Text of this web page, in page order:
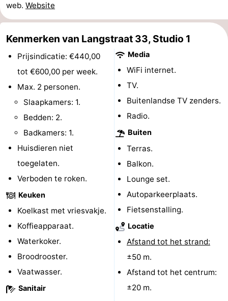
Nieuws
Medische
adressen
Regio
Zeeland
Schouwen-
Duiveland
Renesse
Brouwershaven
-
Zierikzee
-
Oosterschelde
Burgh
Haamstede
-
Natuur
Walcheren
web. Website
Kenmerken van Langstraat 33, Studio 1
Prijsindicatie: €440,00
tot €600,00 per week.
Max. 2 personen.
Slaapkamers: 1.
Bedden: 2.
Badkamers: 1.
Huisdieren niet
toegelaten.
Verboden te roken.
Keuken
Koelkast met vriesvakje.
Koffieapparaat.
Waterkoker.
Broodrooster.
Vaatwasser.
Sanitair
Media
WiFi internet.
TV.
Buitenlandse TV zenders.
Radio.
Buiten
Terras.
Balkon.
Lounge set.
Autoparkeerplaats.
Fietsenstalling.
Locatie
Afstand tot het strand:
±50 m.
Afstand tot het centrum:
±20 m.